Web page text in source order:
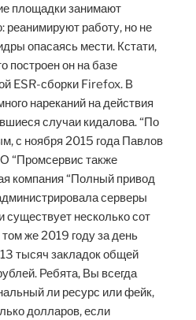
площадки занимают
работу, но не
опасаясь мести. Кстати,
построен он на базе
ESR-сборки Firefox. В
нареканий на действия
случаи кидалова. “По
с ноября 2015 года Павлов
“Промсервис также
компания “Полный привод
серверы
существует несколько сот
же 2019 году за день
тысяч закладок общей
Ребята, Вы всегда
ли ресурс или фейк,
долларов, если